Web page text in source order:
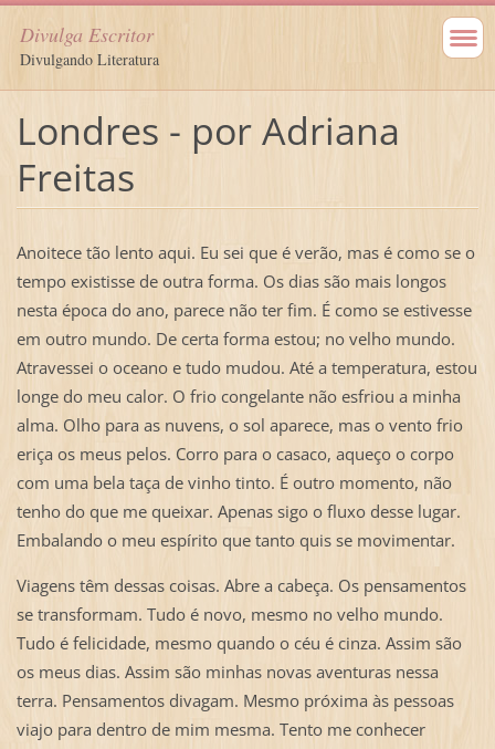
Divulga Escritor
Divulgando Literatura
Londres - por Adriana
Freitas
Anoitece tão lento aqui. Eu sei que é verão, mas é como se o
tempo existisse de outra forma. Os dias são mais longos
nesta época do ano, parece não ter fim. É como se estivesse
em outro mundo. De certa forma estou; no velho mundo.
Atravessei o oceano e tudo mudou. Até a temperatura, estou
longe do meu calor. O frio congelante não esfriou a minha
alma. Olho para as nuvens, o sol aparece, mas o vento frio
eriça os meus pelos. Corro para o casaco, aqueço o corpo
com uma bela taça de vinho tinto. É outro momento, não
tenho do que me queixar. Apenas sigo o fluxo desse lugar.
Embalando o meu espírito que tanto quis se movimentar.
Viagens têm dessas coisas. Abre a cabeça. Os pensamentos
se transformam. Tudo é novo, mesmo no velho mundo.
Tudo é felicidade, mesmo quando o céu é cinza. Assim são
os meus dias. Assim são minhas novas aventuras nessa
terra. Pensamentos divagam. Mesmo próxima às pessoas
viajo para dentro de mim mesma. Tento me conhecer